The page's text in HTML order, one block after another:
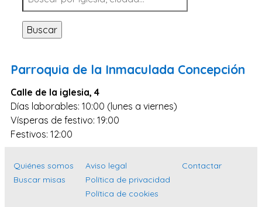
Valladolid
Sevilla
Santa Cruz de Tenerife
Cantabria
Islas Baleares
Las Palmas
Buscar
Parroquia de la Inmaculada Concepción
Calle de la iglesia, 4
Días laborables: 10:00 (lunes a viernes)
Vísperas de festivo: 19:00
Festivos: 12:00
Quiénes somos
Buscar misas
Aviso legal
Política de privacidad
Política de cookies
Contactar